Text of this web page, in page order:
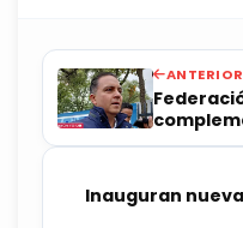
ANTERIOR
Inauguran